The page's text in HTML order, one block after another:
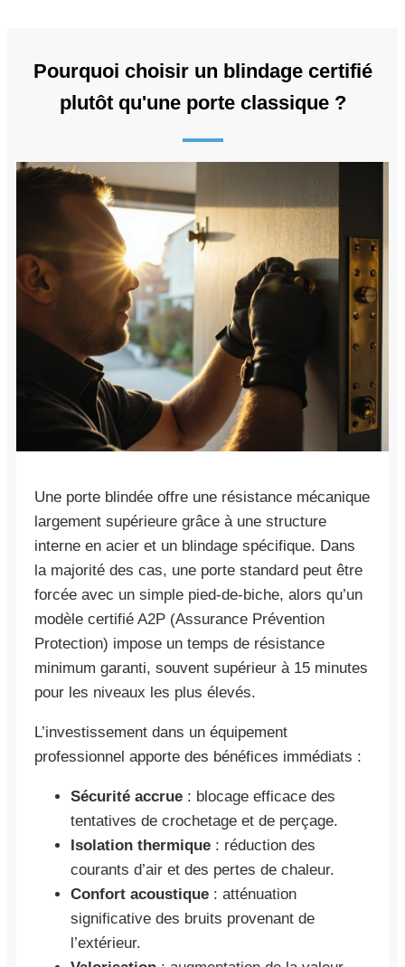
Pourquoi choisir un blindage certifié
plutôt qu'une porte classique ?
Une porte blindée offre une résistance mécanique
largement supérieure grâce à une structure
interne en acier et un blindage spécifique. Dans
la majorité des cas, une porte standard peut être
forcée avec un simple pied-de-biche, alors qu’un
modèle certifié A2P (Assurance Prévention
Protection) impose un temps de résistance
minimum garanti, souvent supérieur à 15 minutes
pour les niveaux les plus élevés.
L’investissement dans un équipement
professionnel apporte des bénéfices immédiats :
Sécurité accrue : blocage efficace des
tentatives de crochetage et de perçage.
Isolation thermique : réduction des
courants d’air et des pertes de chaleur.
Confort acoustique : atténuation
significative des bruits provenant de
l’extérieur.